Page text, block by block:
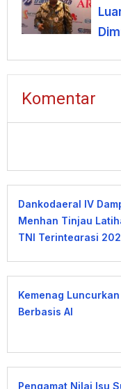
Komentar
Dankodaeral IV
Menhan Tinjau
TNI Terintegrasi
Kemenag Luncurkan
Berbasis AI
Pengamat Nilai Isu